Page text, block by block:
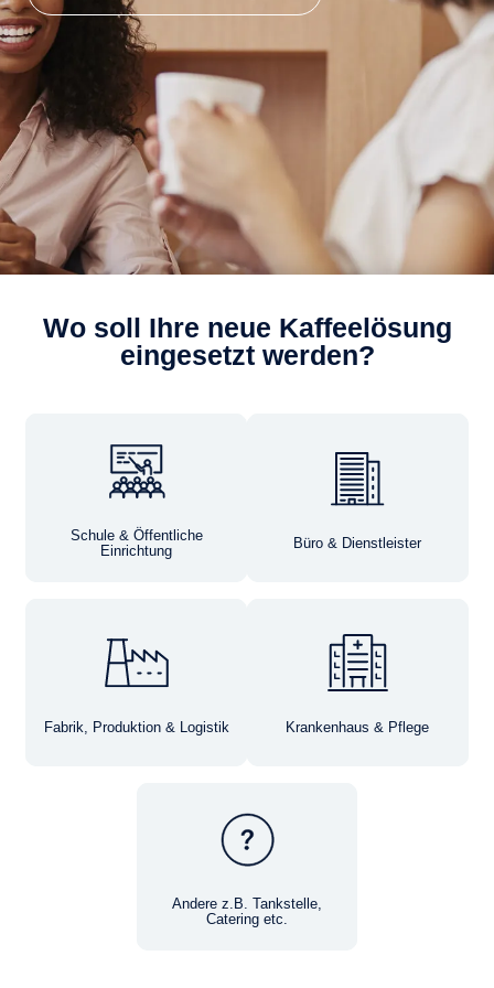
Wo soll Ihre neue Kaffeelösung
eingesetzt werden?
Schule & Öffentliche
Einrichtung
Büro & Dienstleister
Fabrik, Produktion & Logistik Krankenhaus & Pflege
Andere z.B. Tankstelle,
Catering etc.